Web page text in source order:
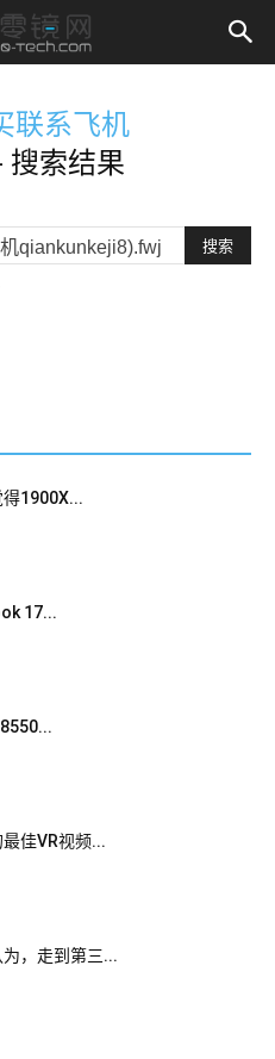
联系飞机
搜索结果
1900X...
17...
佳VR视频...
，走到第三...